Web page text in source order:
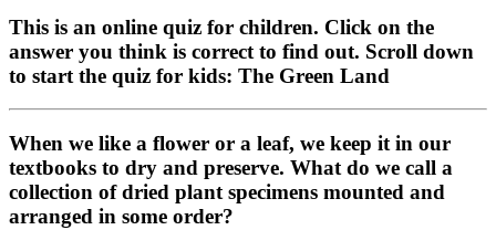
This is an online quiz for children. Click on the
answer you think is correct to find out. Scroll down
to start the quiz for kids: The Green Land
When we like a flower or a leaf, we keep it in our
textbooks to dry and preserve. What do we call a
collection of dried plant specimens mounted and
arranged in some order?